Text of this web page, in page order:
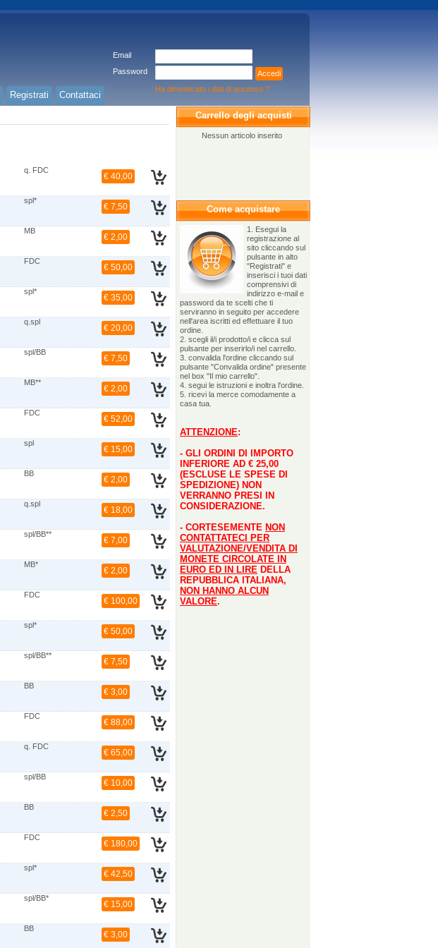
Email
Password
Accedi
Ha dimenticato i dati di accesso ?
Registrati
Contattaci
Carrello degli acquisti
Nessun articolo inserito
Come acquistare
1. Esegui la
registrazione al
sito cliccando sul
pulsante in alto
"Registrati" e
inserisci i tuoi dati
comprensivi di
indirizzo e-mail e
password da te scelti che ti
serviranno in seguito per accedere
nell'area iscritti ed effettuare il tuo
ordine.
2. scegli il/i prodotto/i e clicca sul
pulsante per inserirlo/i nel carrello.
3. convalida l'ordine cliccando sul
pulsante "Convalida ordine" presente
nel box "Il mio carrello".
4. segui le istruzioni e inoltra l'ordine.
5. ricevi la merce comodamente a
casa tua.
ATTENZIONE:
- GLI ORDINI DI IMPORTO
INFERIORE AD € 25,00
(ESCLUSE LE SPESE DI
SPEDIZIONE) NON
VERRANNO PRESI IN
CONSIDERAZIONE.
- CORTESEMENTE NON
CONTATTATECI PER
VALUTAZIONE/VENDITA DI
MONETE CIRCOLATE IN
EURO ED IN LIRE DELLA
REPUBBLICA ITALIANA,
NON HANNO ALCUN
VALORE.
q. FDC
€ 40,00
spl*
€ 7,50
MB
€ 2,00
FDC
€ 50,00
spl*
€ 35,00
q.spl
€ 20,00
spl/BB
€ 7,50
MB**
€ 2,00
FDC
€ 52,00
spl
€ 15,00
BB
€ 2,00
q.spl
€ 18,00
spl/BB**
€ 7,00
MB*
€ 2,00
FDC
€ 100,00
spl*
€ 50,00
spl/BB**
€ 7,50
BB
€ 3,00
FDC
€ 88,00
q. FDC
€ 65,00
spl/BB
€ 10,00
BB
€ 2,50
FDC
€ 180,00
spl*
€ 42,50
spl/BB*
€ 15,00
BB
€ 3,00